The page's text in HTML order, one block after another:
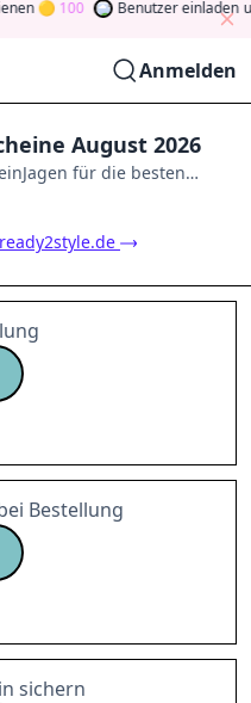
100 Benutzer einladen
Anmelden
August 2026
für die besten
Testen, Teilen und
Sie den Glücksklee
ready2style.de
Bestellung
sichern